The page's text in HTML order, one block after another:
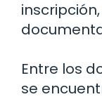
Entre los
se